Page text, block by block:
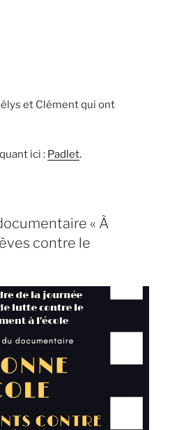
et Clément qui ont
ici : Padlet.
« À
contre le